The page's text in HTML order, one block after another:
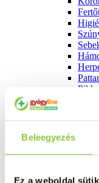
Beleegyezés
Ez a weboldal
Allergia
Emésztés